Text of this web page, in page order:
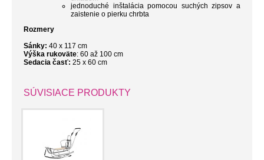
jednoduché inštalácia pomocou suchých zipsov a
zaistenie o pierku chrbta
Rozmery
Sánky: 40 x 117 cm
Výška rukoväte: 60 až 100 cm
Sedacia časť: 25 x 60 cm
SÚVISIACE PRODUKTY